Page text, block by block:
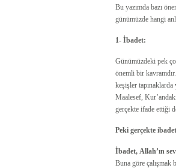
Bu yazımda bazı
günümüzde hangi
1- İbadet:
Günümüzdeki pek
önemli bir
keşişler
Maalesef,
gerçekte ifade ettiği
Peki gerçekte
İbadet, Allah’ın
Buna göre çalışmak